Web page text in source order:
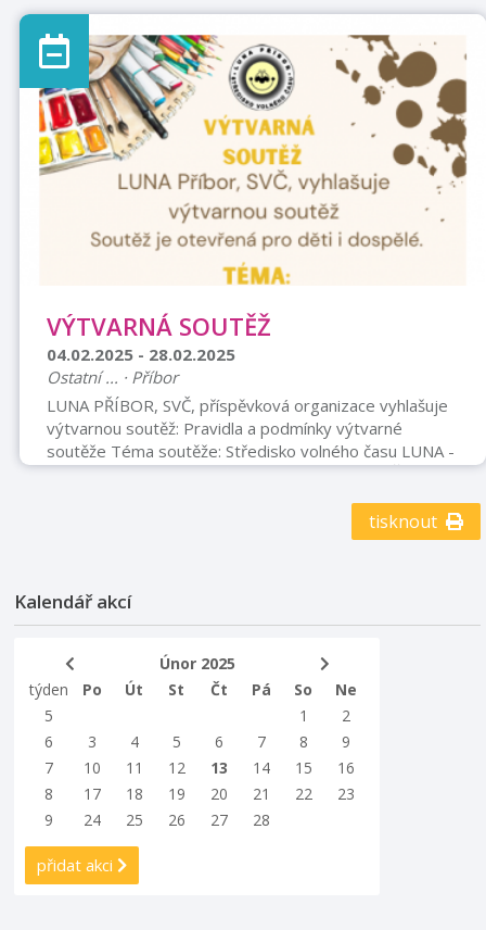
užijte si sváteční atmosféru plnou romantiky a skvělého
jídla. Rezervujte si svůj stůl včas na tel. 595 536 566
nebo 775 579 660 či e-mailem: restaurace@ucapa.cz.
Těšíme se na vás! ❤️
VÝTVARNÁ SOUTĚŽ
04.02.2025 - 28.02.2025
Ostatní ... · Příbor
LUNA PŘÍBOR, SVČ, příspěvková organizace vyhlašuje
výtvarnou soutěž: Pravidla a podmínky výtvarné
soutěže Téma soutěže: Středisko volného času LUNA -
vlastníma očima Provozovatel: Luna Příbor, SVČ
Konec soutěže: 28. února 2025 Podmínky účasti:
Soutěže se mohou zúčastnit děti i dospělí. Výtvarné dílo
zástupce (jméno, věk, te ...
tisknout
Kalendář akcí
Únor 2025
týden
Po Út St Čt Pá So
Ne
5
1
2
6
3 4 5 6 7 8
9
7
10 11 12 13 14 15
16
8
17 18 19 20 21 22
23
9
24 25 26 27 28
přidat akci